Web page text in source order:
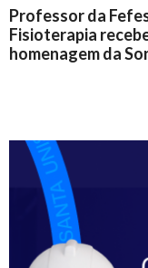
Professor da
Fisioterapia
homenagem da